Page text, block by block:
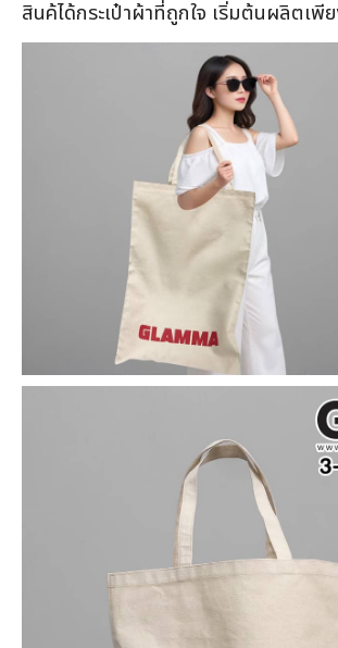
สินค้ได้กระเป๋าผ้าที่ถูกใจ เริ่มต้นผลิตเพี